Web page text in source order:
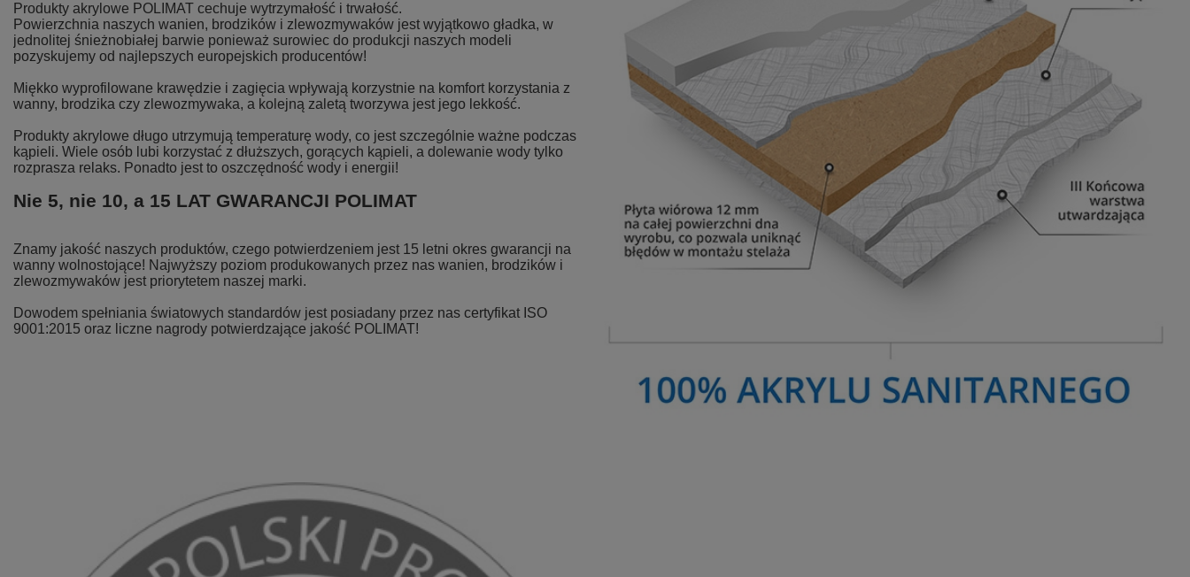
Produkty akrylowe POLIMAT cechuje wytrzymałość i trwałość.
Powierzchnia naszych wanien, brodzików i zlewozmywaków jest wyjątkowo gładka, w
jednolitej śnieżnobiałej barwie ponieważ surowiec do produkcji naszych modeli
pozyskujemy od najlepszych europejskich producentów!
Miękko wyprofilowane krawędzie i zagięcia wpływają korzystnie na komfort korzystania z
wanny, brodzika czy zlewozmywaka, a kolejną zaletą tworzywa jest jego lekkość.
Produkty akrylowe długo utrzymują temperaturę wody, co jest szczególnie ważne podczas
kąpieli. Wiele osób lubi korzystać z dłuższych, gorących kąpieli, a dolewanie wody tylko
rozprasza relaks. Ponadto jest to oszczędność wody i energii!
Nie 5, nie 10, a 15 LAT GWARANCJI POLIMAT
Znamy jakość naszych produktów, czego potwierdzeniem jest 15 letni okres gwarancji na
wanny wolnostojące! Najwyższy poziom produkowanych przez nas wanien, brodzików i
zlewozmywaków jest priorytetem naszej marki.
Dowodem spełniania światowych standardów jest posiadany przez nas certyfikat ISO
9001:2015 oraz liczne nagrody potwierdzające jakość POLIMAT!